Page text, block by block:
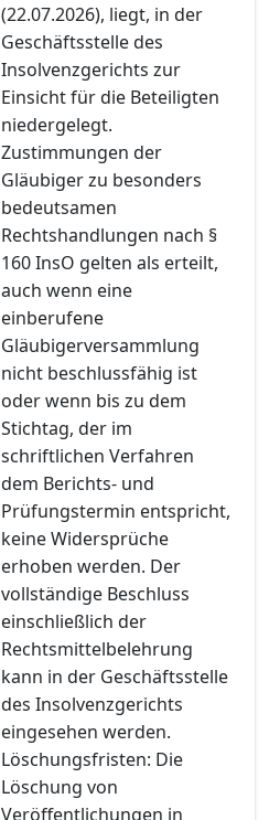
(22.07.2026), liegt, in der
Geschäftsstelle des
Insolvenzgerichts zur
Einsicht für die Beteiligten
niedergelegt.
Zustimmungen der
Gläubiger zu besonders
bedeutsamen
Rechtshandlungen nach §
160 InsO gelten als erteilt,
auch wenn eine
einberufene
Gläubigerversammlung
nicht beschlussfähig ist
oder wenn bis zu dem
Stichtag, der im
schriftlichen Verfahren
dem Berichts- und
Prüfungstermin entspricht,
keine Widersprüche
erhoben werden. Der
vollständige Beschluss
einschließlich der
Rechtsmittelbelehrung
kann in der Geschäftsstelle
des Insolvenzgerichts
eingesehen werden.
Löschungsfristen: Die
Löschung von
Veröffentlichungen in